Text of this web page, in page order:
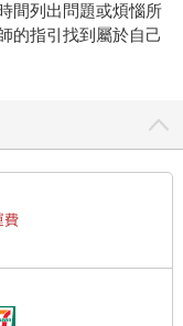
間列出問題或煩惱所
的指引找到屬於自己
費